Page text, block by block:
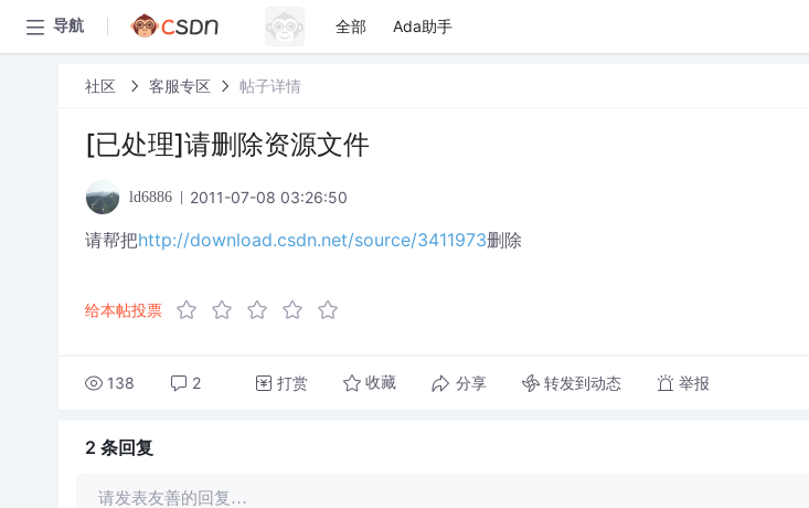
导航 全部 Ada助手
社区 客服专区 帖子详情
[已处理]请删除资源文件
ld6886 2011-07-08 03:26:50
请帮把http://download.csdn.net/source/3411973删除
给本帖投票
138 2 打赏 收藏 分享 转发到动态 举报
2 条回复
请发表友善的回复…